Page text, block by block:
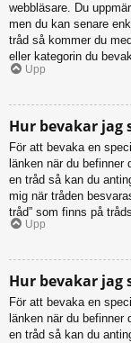
webbläsare. Du
men du kan senare
tråd så kommer du
eller kategorin du
Upp
Hur bevakar jag
För att bevaka en
länken när du
en tråd så kan du
mig när tråden
tråd” som finns på
Upp
Hur bevakar jag
För att bevaka en
länken när du
en tråd så kan du